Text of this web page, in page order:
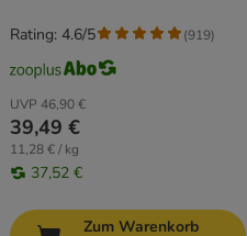
UVP 46,90 €
39,49 €
11,28 € / kg
37,52 €
Rating: 4.6/5 (919)
Zum Warenkorb